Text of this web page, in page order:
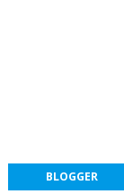
BLOGGER